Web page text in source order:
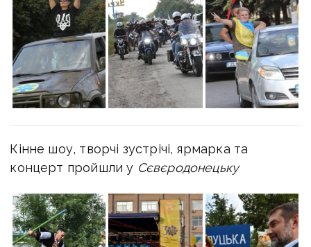
Кінне шоу, творчі зустрічі, ярмарка та
концерт пройшли у Сєвєродонецьку